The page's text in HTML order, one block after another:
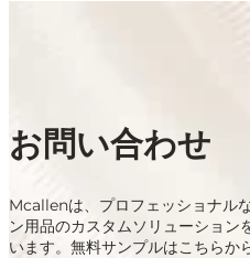
お問い合わせ
Mcallenは、プロフェッショナル
ン用品のカスタムソリューション
います。無料サンプルはこちらか